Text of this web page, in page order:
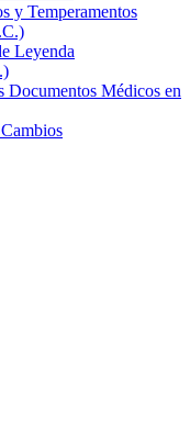
y Temperamentos
Leyenda
Documentos Médicos en